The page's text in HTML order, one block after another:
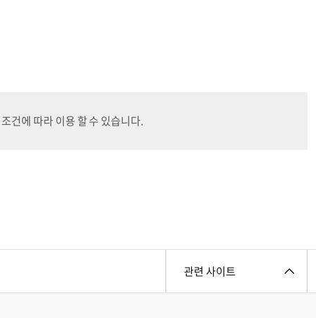
건에 따라 이용 할 수 있습니다.
관련 사이트